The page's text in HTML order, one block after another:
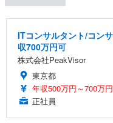
ITコンサルタント/コン
収700万円可
株式会社PeakVisor
東京都
年収500万円～700万円
正社員